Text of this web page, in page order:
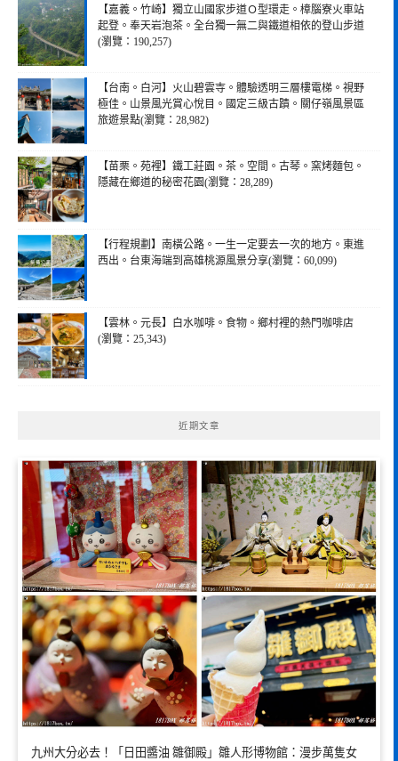
【嘉義。竹崎】獨立山國家步道Ｏ型環走。樟腦寮火車站
起登。奉天岩泡茶。全台獨一無二與鐵道相依的登山步道
(瀏覽：190,257)
【台南。白河】火山碧雲寺。體驗透明三層樓電梯。視野
極佳。山景風光賞心悅目。國定三級古蹟。關仔嶺風景區
旅遊景點(瀏覽：28,982)
【苗栗。苑裡】鐵工莊園。茶。空間。古琴。窯烤麵包。
隱藏在鄉道的秘密花園(瀏覽：28,289)
【行程規劃】南橫公路。一生一定要去一次的地方。東進
西出。台東海端到高雄桃源風景分享(瀏覽：60,099)
【雲林。元長】白水咖啡。食物。鄉村裡的熱門咖啡店
(瀏覽：25,343)
近期文章
九州大分必去！「日田醬油 雛御殿」雛人形博物館：漫步萬隻女